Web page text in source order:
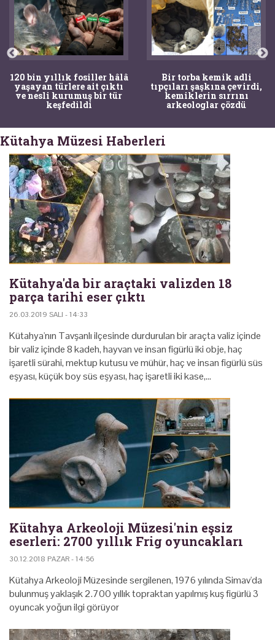
120 bin yıllık fosiller hâlâ
yaşayan türlere ait çıktı
ve nesli kurumuş bir tür
keşfedildi
Bir torba kemik adli
tıpçıları şaşkına çevirdi,
kemiklerin sırrını
arkeologlar çözdü
Kütahya Müzesi Haberleri
Kütahya'da bir araçtaki valizden 18
parça tarihi eser çıktı
26.03.2019 SALI - 14:33
Kütahya'nın Tavşanlı ilçesinde durdurulan bir araçta valiz içinde
bir valiz içinde 8 kadeh, hayvan ve insan figürlü iki obje, haç
işaretli sürahi, mektup kutusu ve mühür, haç ve insan figürlü süs
eşyası, küçük boy süs eşyası, haç işaretli iki kase,…
Kütahya Arkeoloji Müzesi'nin eşsiz
eserleri: 2700 yıllık Frig oyuncakları
30.12.2018 PAZAR - 14:56
Kütahya Arkeoloji Müzesinde sergilenen, 1976 yılında Simav'da
bulunmuş yaklaşık 2.700 yıllık topraktan yapılmış kuş figürlü 3
oyuncak yoğun ilgi görüyor